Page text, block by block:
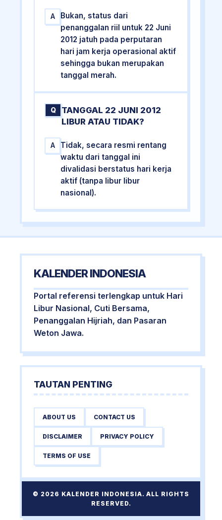
A
Bukan, status dari
penanggalan riil untuk 22 Juni
2012 jatuh pada perputaran
hari jam kerja operasional aktif
sehingga bukan merupakan
tanggal merah.
Q
TANGGAL 22 JUNI 2012
LIBUR ATAU TIDAK?
A
Tidak, secara resmi rentang
waktu dari tanggal ini
divalidasi berstatus hari kerja
aktif (tanpa libur libur
nasional).
KALENDER INDONESIA
Portal referensi terlengkap untuk Hari
Libur Nasional, Cuti Bersama,
Penanggalan Hijriah, dan Pasaran
Weton Jawa.
TAUTAN PENTING
ABOUT US CONTACT US
DISCLAIMER PRIVACY POLICY
TERMS OF USE
© 2026 KALENDER INDONESIA. ALL RIGHTS
RESERVED.